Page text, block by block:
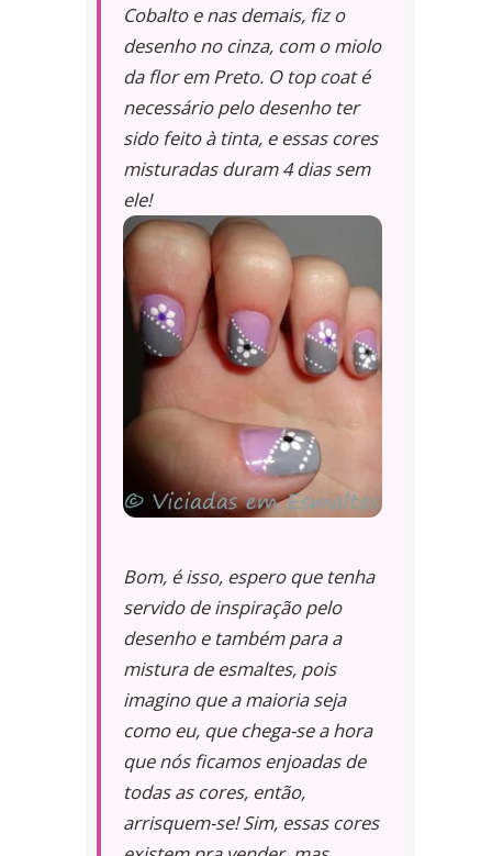
Cobalto e nas demais, fiz o
desenho no cinza, com o miolo
da flor em Preto. O top coat é
necessário pelo desenho ter
sido feito à tinta, e essas cores
misturadas duram 4 dias sem
ele!
Bom, é isso, espero que tenha
servido de inspiração pelo
desenho e também para a
mistura de esmaltes, pois
imagino que a maioria seja
como eu, que chega-se a hora
que nós ficamos enjoadas de
todas as cores, então,
arrisquem-se! Sim, essas cores